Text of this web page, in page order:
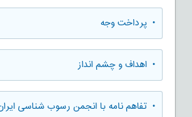
• پرداخت وجه
• اهداف و چشم انداز
• تفاهم نامه با انجمن رسوب شناسی ایران